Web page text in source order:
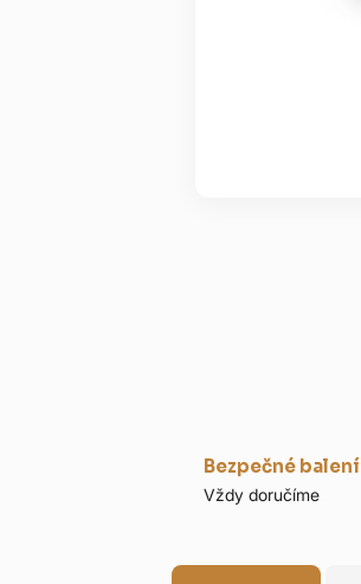
Bezpečné balení
Vždy doručíme